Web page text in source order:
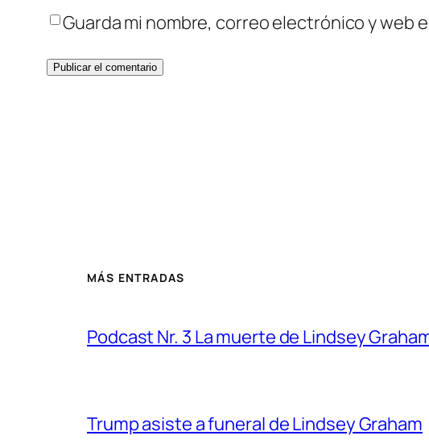
Guarda mi nombre, correo electrónico y web
MÁS ENTRADAS
Podcast Nr. 3 La muerte de Lindsey
Trump asiste a funeral de Lindsey Graham